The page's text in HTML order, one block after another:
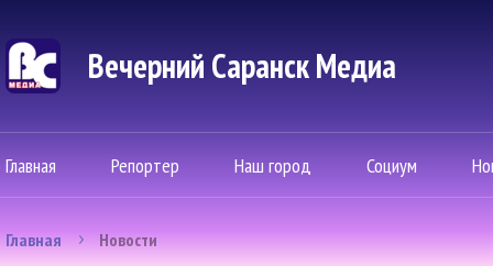
Вечерний Саранск Mедиа
Главная Репортер Наш город Социум
Главная Новости